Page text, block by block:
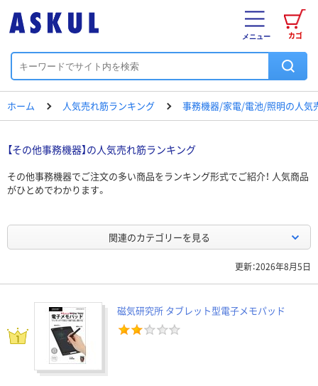
カゴ
メニュー
ホーム 人気売れ筋ランキング 事務機器/家電/電池/照明の人気
【その他事務機器】の人気売れ筋ランキング
その他事務機器でご注文の多い商品をランキング形式でご紹介！ 人気商品
がひとめでわかります。
関連のカテゴリーを見る
更新：2026年8月5日
磁気研究所 タブレット型電子メモパッド